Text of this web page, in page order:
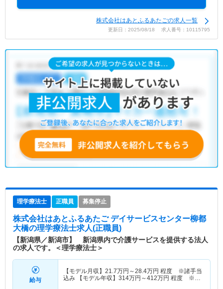
株式会社はあとふるあたごの求人一覧
更新日：2025/08/18 求人番号：10115795
理学療法士 正職員 募集停止
株式会社はあとふるあたご デイサービスセンター柳都
大橋の理学療法士求人(正職員)
【新潟県／新潟市】 新潟県内で介護サービスを提供する法人
の求人です。＜理学療法士＞
給与
【モデル月収】 21.7万円～28.4万円 程度 ※諸手当
込み 【モデル年収】 314万円～412万円 程度 ※諸